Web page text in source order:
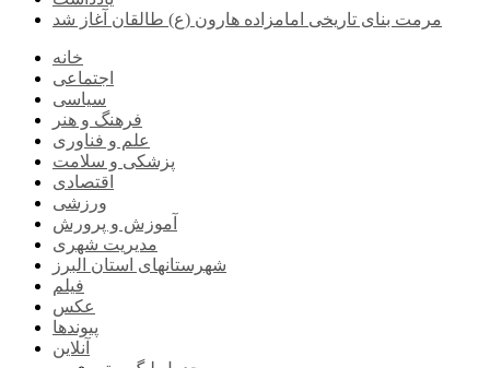
مرمت بنای تاریخی امامزاده هارون (ع) طالقان آغاز شد
خانه
اجتماعی
سیاسی
فرهنگ و هنر
علم و فناوری
پزشکی و سلامت
اقتصادی
ورزشی
آموزش و پرورش
مدیریت شهری
شهرستانهای استان البرز
فیلم
عکس
پیوندها
آنلاین